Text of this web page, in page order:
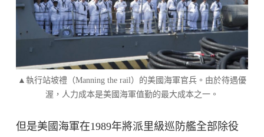
▲執行站坡禮（Manning the rail）的美國海軍官兵。由於待遇優
渥，人力成本是美國海軍值勤的最大成本之一。
但是美國海軍在1989年將派里級巡防艦全部除役